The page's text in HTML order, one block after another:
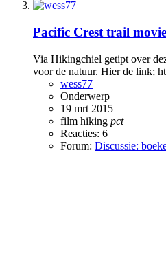
Pacific Crest trail
Via Hikingchiel getipt over
voor de natuur. Hier de link;
wess77
Onderwerp
19 mrt 2015
film hiking pct
Reacties: 6
Forum: Discussie: